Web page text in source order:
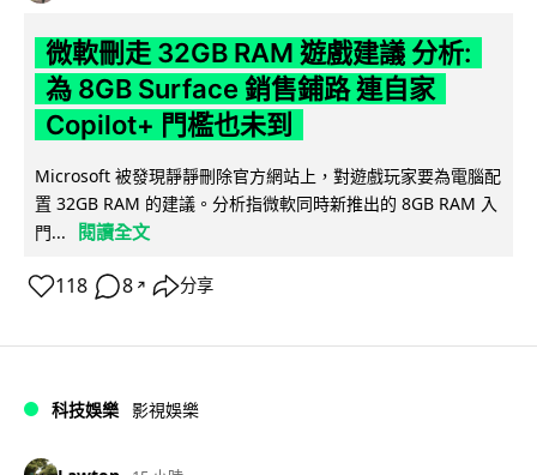
微軟刪走 32GB RAM 遊戲建議 分析:
為 8GB Surface 銷售鋪路 連自家
Copilot+ 門檻也未到
Microsoft 被發現靜靜刪除官方網站上，對遊戲玩家要為電腦配
置 32GB RAM 的建議。分析指微軟同時新推出的 8GB RAM 入
門...
閱讀全文
118 8 ↗ 分享
科技娛樂 影視娛樂